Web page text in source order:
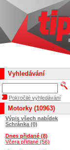
Vyhledávání
Pokročilé vyhledávání
Motorky (10963)
Výpis všech nabídek
Schránka (0)
Dnes přidané (8)
Včera přidané (56)